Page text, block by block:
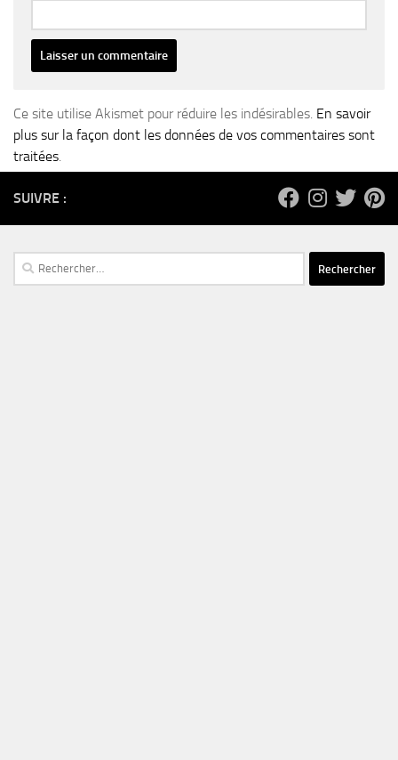
Ce site utilise Akismet pour réduire les indésirables. En savoir
plus sur la façon dont les données de vos commentaires sont
traitées.
SUIVRE :
Rechercher :